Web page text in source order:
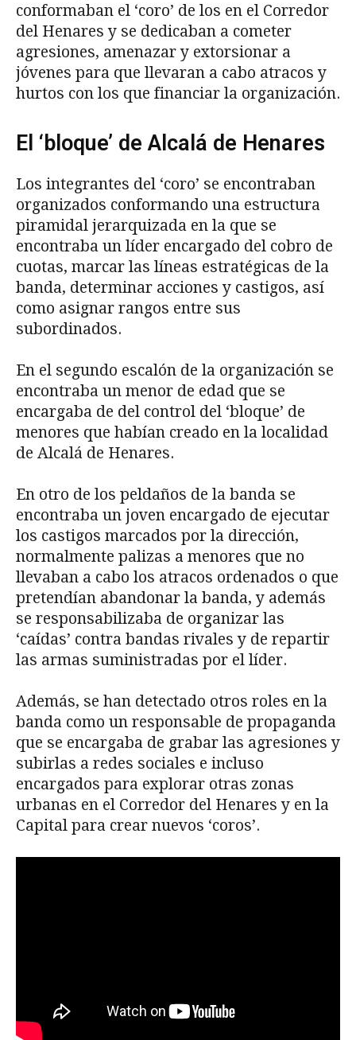
conformaban el ‘coro’ de los en el Corredor
del Henares y se dedicaban a cometer
agresiones, amenazar y extorsionar a
jóvenes para que llevaran a cabo atracos y
hurtos con los que financiar la organización.
El ‘bloque’ de Alcalá de Henares
Los integrantes del ‘coro’ se encontraban
organizados conformando una estructura
piramidal jerarquizada en la que se
encontraba un líder encargado del cobro de
cuotas, marcar las líneas estratégicas de la
banda, determinar acciones y castigos, así
como asignar rangos entre sus
subordinados.
En el segundo escalón de la organización se
encontraba un menor de edad que se
encargaba de del control del ‘bloque’ de
menores que habían creado en la localidad
de Alcalá de Henares.
En otro de los peldaños de la banda se
encontraba un joven encargado de ejecutar
los castigos marcados por la dirección,
normalmente palizas a menores que no
llevaban a cabo los atracos ordenados o que
pretendían abandonar la banda, y además
se responsabilizaba de organizar las
‘caídas’ contra bandas rivales y de repartir
las armas suministradas por el líder.
Además, se han detectado otros roles en la
banda como un responsable de propaganda
que se encargaba de grabar las agresiones y
subirlas a redes sociales e incluso
encargados para explorar otras zonas
urbanas en el Corredor del Henares y en la
Capital para crear nuevos ‘coros’.